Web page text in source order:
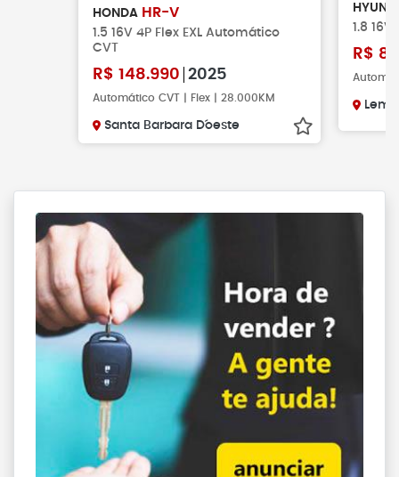
HONDA HR-V
1.5 16V 4P Flex EXL Automático
CVT
R$ 148.990 2025
Automático CVT | Flex | 28.000KM
Santa Barbara D´oeste
1.8
R$
Leme